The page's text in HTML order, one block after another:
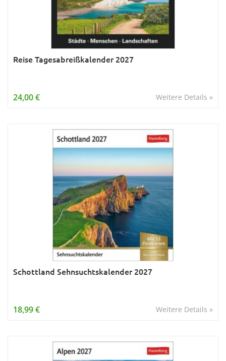
Reise Tagesabreißkalender 2027
Weitere Details »
24,00 €
Schottland Sehnsuchtskalender 2027
Weitere Details »
18,99 €